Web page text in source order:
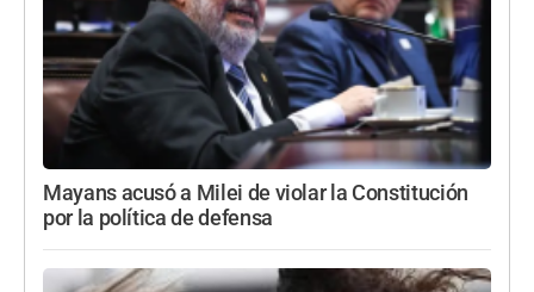
Mayans acusó a Milei de violar la Constitución
por la política de defensa